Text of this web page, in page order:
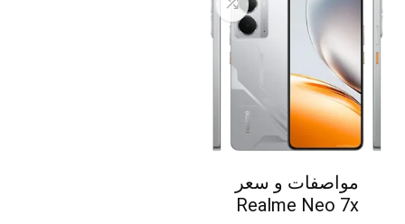
مواصفات و سعر
Realme Neo 7x